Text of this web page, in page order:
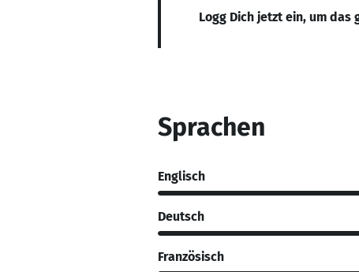
Logg Dich jetzt ein, um das
Sprachen
Englisch
Deutsch
Französisch